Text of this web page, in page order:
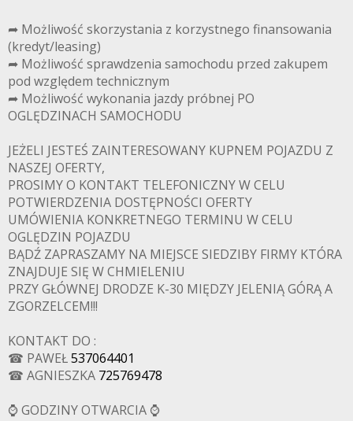
➦ Możliwość skorzystania z korzystnego finansowania
(kredyt/leasing)
➦ Możliwość sprawdzenia samochodu przed zakupem
pod względem technicznym
➦ Możliwość wykonania jazdy próbnej PO
OGLĘDZINACH SAMOCHODU
JEŻELI JESTEŚ ZAINTERESOWANY KUPNEM POJAZDU Z
NASZEJ OFERTY,
PROSIMY O KONTAKT TELEFONICZNY W CELU
POTWIERDZENIA DOSTĘPNOŚCI OFERTY
UMÓWIENIA KONKRETNEGO TERMINU W CELU
OGLĘDZIN POJAZDU
BĄDŹ ZAPRASZAMY NA MIEJSCE SIEDZIBY FIRMY KTÓRA
ZNAJDUJE SIĘ W CHMIELENIU
PRZY GŁÓWNEJ DRODZE K-30 MIĘDZY JELENIĄ GÓRĄ A
ZGORZELCEM!!!
KONTAKT DO :
☎ PAWEŁ537064401
☎ AGNIESZKA 725769478
⌚ GODZINY OTWARCIA ⌚